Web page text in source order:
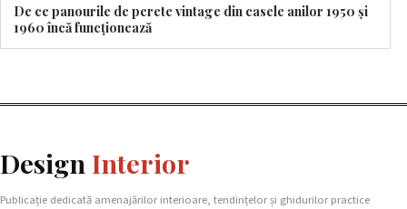
De ce panourile de perete vintage din casele anilor 1950 și
1960 încă funcționează
Design Interior
Publicație dedicată amenajărilor interioare, tendințelor și ghidurilor practice